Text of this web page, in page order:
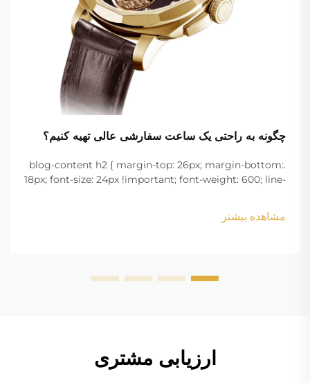
چگونه به راحتی یک ساعت سفارشی عالی تهیه کنیم؟
.blog-content h2 { margin-top: 26px; margin-bottom:
18px; font-size: 24px !important; font-weight: 600; line-
margin-bottom: 18px; font-size: 20px !important; font-
w...
مشاهده بیشتر
ارزیابی مشتری